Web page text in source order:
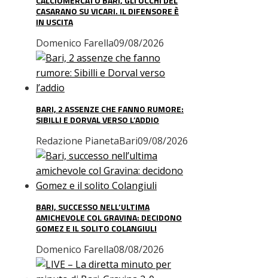
CASARANO SU VICARI. IL DIFENSORE È
IN USCITA
Domenico Farella09/08/2026
BARI, 2 ASSENZE CHE FANNO RUMORE:
SIBILLI E DORVAL VERSO L’ADDIO
Redazione PianetaBari09/08/2026
BARI, SUCCESSO NELL’ULTIMA
AMICHEVOLE COL GRAVINA: DECIDONO
GOMEZ E IL SOLITO COLANGIULI
Domenico Farella08/08/2026